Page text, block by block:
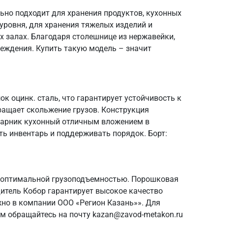
подходит для хранения продуктов, кухонных
для хранения тяжелых изделий и
Благодаря столешнице из нержавейки,
Купить такую модель – значит
оцинк. сталь, что гарантирует устойчивость к
скольжение грузов. Конструкция
кухонный отличным вложением в
инвентарь и поддерживать порядок. Борт:
грузоподъемностью. Порошковая
Кобор гарантирует высокое качество
в компании ООО «Регион Казань»». Для
на почту kazan@zavod-metakon.ru